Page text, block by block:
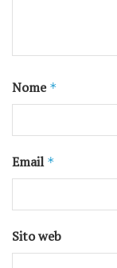
Nome *
Email *
Sito web